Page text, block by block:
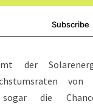
der
sogar die